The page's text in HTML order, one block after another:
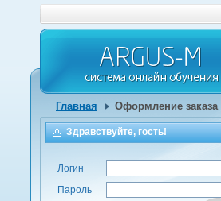
Главная Оформление заказа
Здравствуйте, гость!
Логин
Пароль